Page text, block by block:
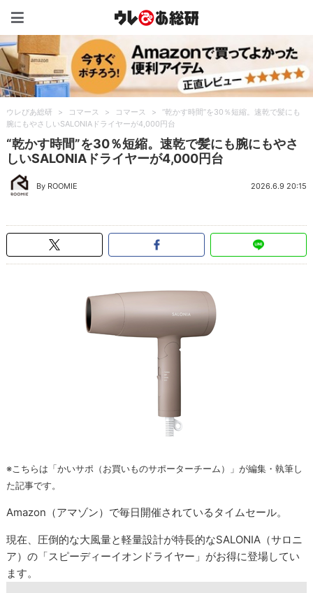
ウレぴあ総研 > コマース > コマース >
“乾かす時間”を30％短縮。速乾で髪にも
腕にもやさしいSALONIAドライヤーが4,000円台
“乾かす時間”を30％短縮。速乾で髪にも腕にもやさ
しいSALONIAドライヤーが4,000円台
By ROOMIE 2026.6.9 20:15
※こちらは「かいサポ（お買いものサポーターチーム）」が編集・執筆し
た記事です。
Amazon（アマゾン）で毎日開催されているタイムセール。
現在、圧倒的な大風量と軽量設計が特長的なSALONIA（サロニ
ア）の「スピーディーイオンドライヤー」がお得に登場してい
ます。